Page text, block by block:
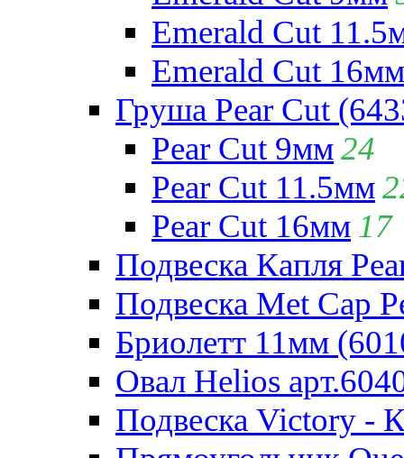
Emerald Cut
Emerald Cut 16мм
Груша Pear Cut
Pear Cut 9мм24
Pear Cut 11.5мм
Pear Cut 16мм 17
Подвеска Капля
Подвеска Met Cap
Бриолетт 11мм
Овал Helios
Подвеска Victory -